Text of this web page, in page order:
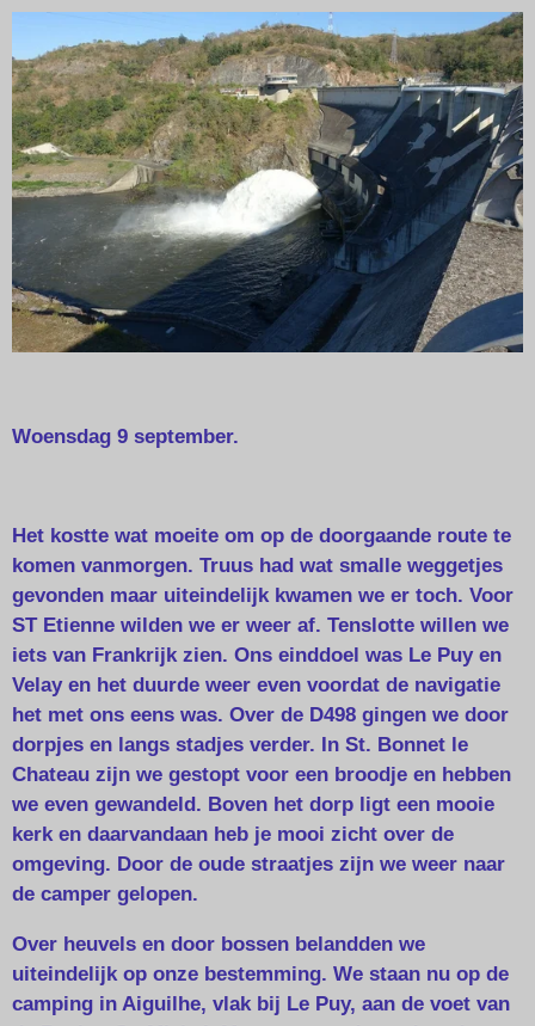
Woensdag 9 september.
Het kostte wat moeite om op de doorgaande route te
komen vanmorgen. Truus had wat smalle weggetjes
gevonden maar uiteindelijk kwamen we er toch. Voor
ST Etienne wilden we er weer af. Tenslotte willen we
iets van Frankrijk zien. Ons einddoel was Le Puy en
Velay en het duurde weer even voordat de navigatie
het met ons eens was. Over de D498 gingen we door
dorpjes en langs stadjes verder. In St. Bonnet le
Chateau zijn we gestopt voor een broodje en hebben
we even gewandeld. Boven het dorp ligt een mooie
kerk en daarvandaan heb je mooi zicht over de
omgeving. Door de oude straatjes zijn we weer naar
de camper gelopen.
Over heuvels en door bossen belandden we
uiteindelijk op onze bestemming. We staan nu op de
camping in Aiguilhe, vlak bij Le Puy, aan de voet van